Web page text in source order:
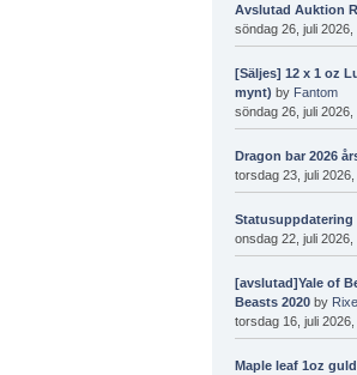
Avslutad Auktion
söndag 26, juli
[Säljes] 12 x 1 oz
mynt) by Fantom
söndag 26, juli
Dragon bar 2026
torsdag 23, juli
onsdag 22, juli 2026,
[avslutad]Yale of
Beasts 2020 by
torsdag 16, juli
Maple leaf 1oz